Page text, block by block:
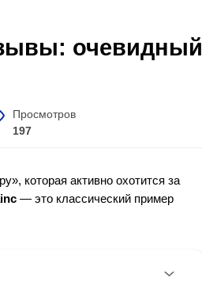
очевидный
Просмотров
197
которая активно охотится за
— это классический пример